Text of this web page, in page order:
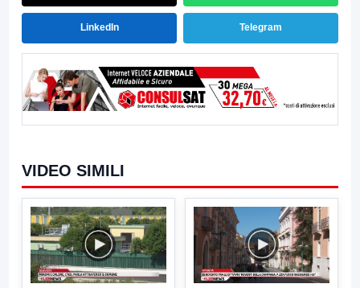
LinkedIn Telegram
VIDEO SIMILI